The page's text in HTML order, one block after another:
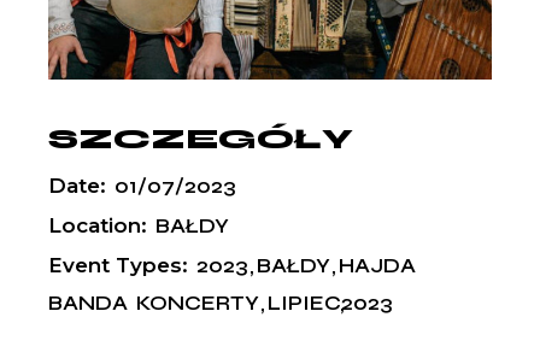
SZCZEGÓŁY
Date: 01/07/2023
Location: BAŁDY
Event Types: 2023 BAŁDY HAJDA
BANDA KONCERTY LIPIEC2023